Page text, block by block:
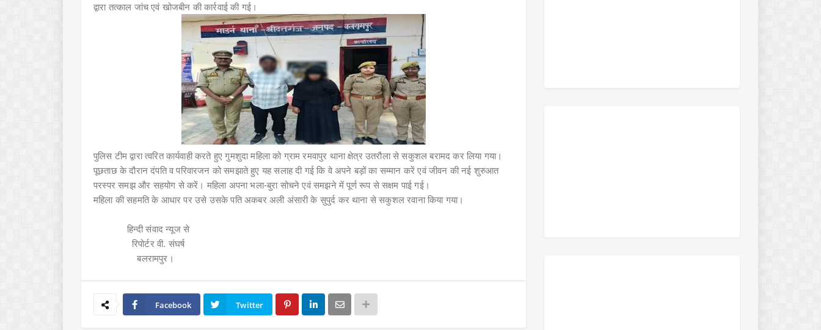
द्वारा तत्काल जांच एवं खोजबीन की कार्रवाई की गई।
पुलिस टीम द्वारा त्वरित कार्यवाही करते हुए गुमशुदा महिला को ग्राम रमवापुर थाना क्षेत्र उतरौला से सकुशल बरामद कर लिया गया।
पूछताछ के दौरान दंपति व परिवारजन को समझाते हुए यह सलाह दी गई कि वे अपने बड़ों का सम्मान करें एवं जीवन की नई शुरुआत
परस्पर समझ और सहयोग से करें। महिला अपना भला-बुरा सोचने एवं समझने में पूर्ण रूप से सक्षम पाई गई।
महिला की सहमति के आधार पर उसे उसके पति अकबर अली अंसारी के सुपुर्द कर थाना से सकुशल रवाना किया गया।
हिन्दी संवाद न्यूज से
रिपोर्टर वी. संघर्ष
बलरामपुर।
Facebook Twitter